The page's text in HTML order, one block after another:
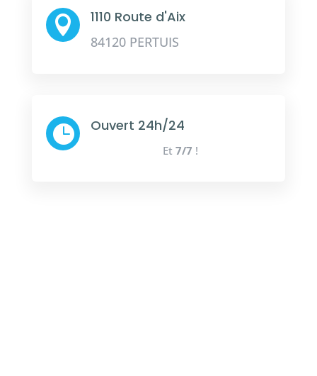
 1110 Route d'Aix
84120 PERTUIS
 Ouvert 24h/24
Et7/7 !